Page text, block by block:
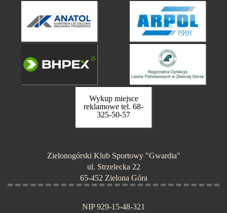
Wykup miejsce
reklamowe tel. 68-
325-50-57
Zielonogórski Klub Sportowy "Gwardia"
ul. Strzelecka 22
65-452 Zielona Góra
NIP 929-15-48-321